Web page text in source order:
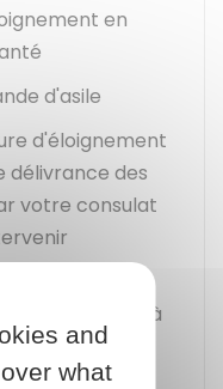
en
d'asile
d'éloignement
délivrance des
votre consulat
ou de menace à
and
what